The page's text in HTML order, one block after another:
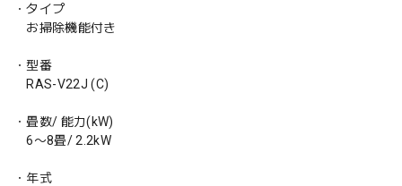
・タイプ
お掃除機能付き
・型番
RAS-V22J (C)
・畳数/ 能力(kW)
6〜8畳/ 2.2kW
・年式